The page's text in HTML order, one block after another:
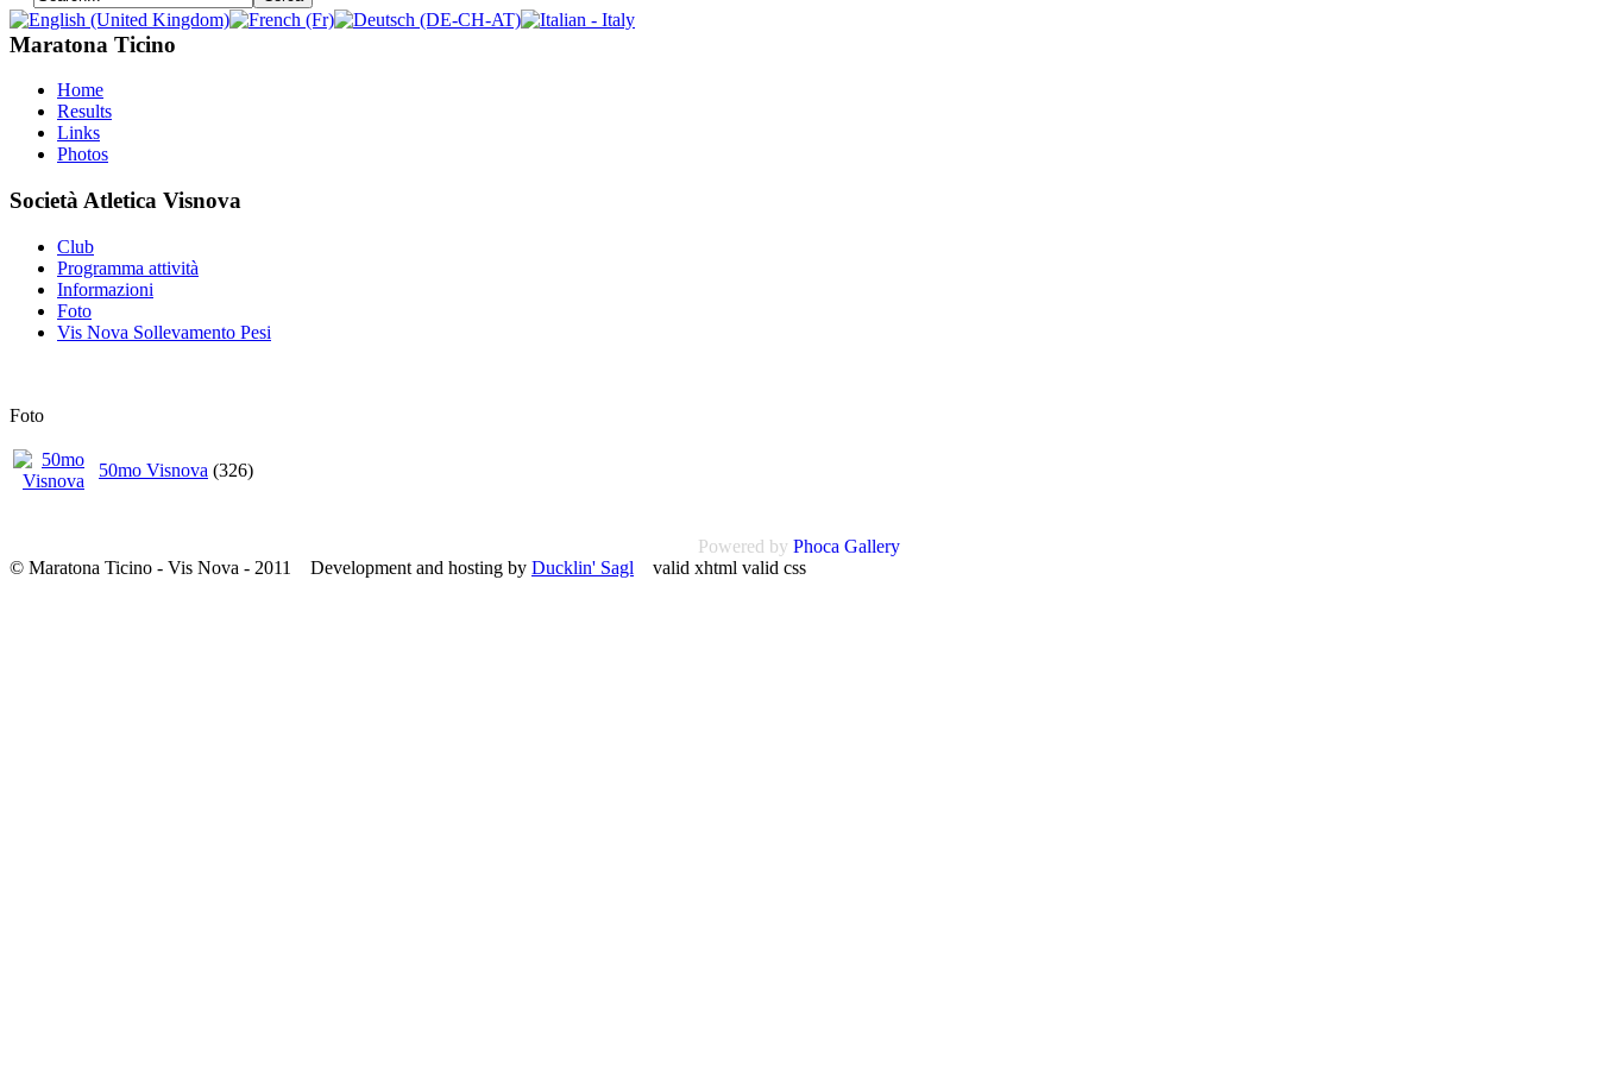
Maratona Ticino
Home
Results
Links
Photos
Società Atletica Visnova
Club
Programma attività
Informazioni
Foto
Vis Nova Sollevamento Pesi
Foto
50mo Visnova (326)
Powered by Phoca Gallery
© Maratona Ticino - Vis Nova - 2011 Development and hosting by Ducklin' Sagl valid xhtml valid css